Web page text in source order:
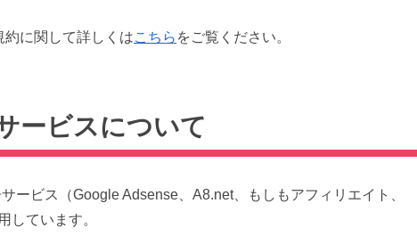
に関して詳しくはこちら をご覧ください。
ービスについて
ービス（Google Adsense、A8.net、もしもアフィリエイト、
しています。